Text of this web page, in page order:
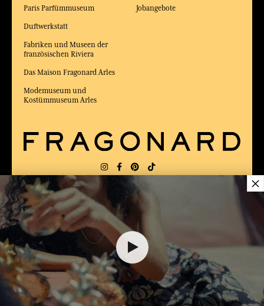
35,00 €
Paris Parfümmuseum
Duftwerkstatt
Fabriken und Museen der
französischen Riviera
Das Maison Fragonard Arles
Modemuseum und
Kostümmuseum Arles
Jobangebote
LIEFERUNG: FR
ZUM BESTEN ONLINE-COMMERCE-SITE
2025 vom Magazin Capital gewählt
×